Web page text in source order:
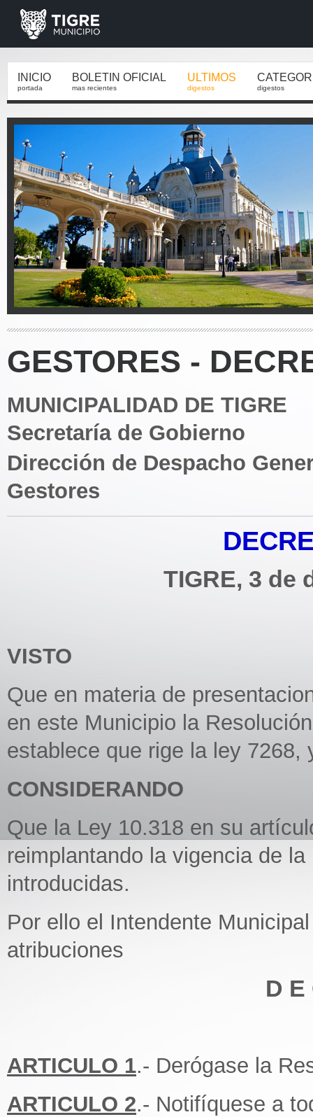
INICIO
portada
BOLETIN OFICIAL
mas recientes
ULTIMOS
digestos digestos
GESTORES -
MUNICIPALIDAD DE TIGRE
Secretaría de Gobierno
Dirección de Despacho
Gestores
TIGRE, 3 de
VISTO
Que en materia de
en este Municipio la
establece que rige la ley 7268,
CONSIDERANDO
Que la Ley 10.318 en su
reimplantando la vigencia de
introducidas.
Por ello el Intendente
atribuciones
D E
ARTICULO 1.- Derógase la
ARTICULO 2.- Notifíquese a